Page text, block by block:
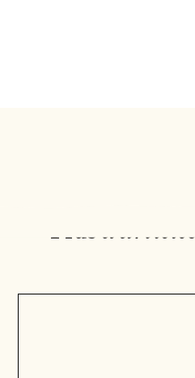
Plus d'articles